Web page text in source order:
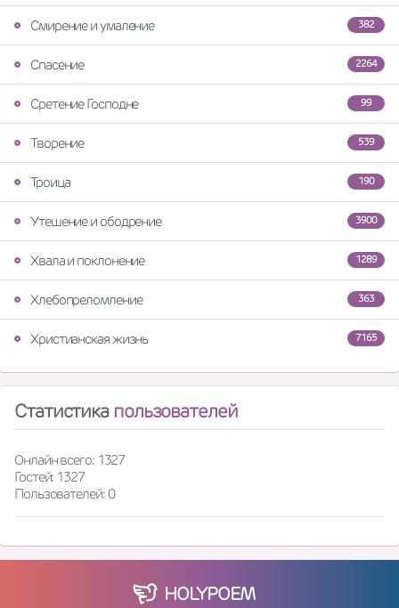
382
Смирение и умаление
2264
Спасение
99
Сретение Господне
539
Творение
190
Троица
3900
Утешение и ободрение
1289
Хвала и поклонение
363
Хлебопреломление
7165
Христианская жизнь
Статистика пользователей
Онлайн всего: 1327
Гостей: 1327
Пользователей: 0
HOLYPOEM